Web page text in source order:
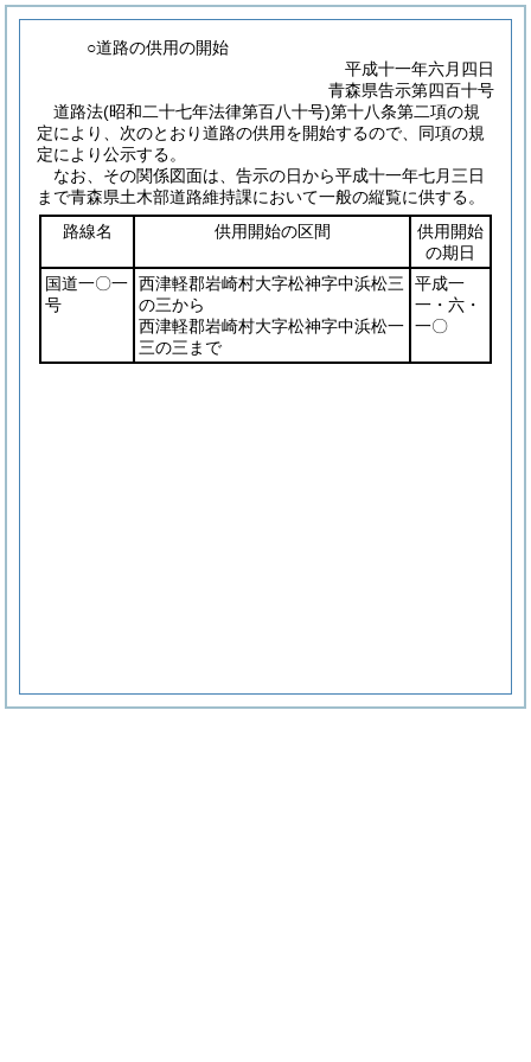
○道路の供用の開始
平成十一年六月四日
青森県告示第四百十号
道路法(昭和二十七年法律第百八十号)第十八条第二項の規
定により、次のとおり道路の供用を開始するので、同項の規
定により公示する。
なお、その関係図面は、告示の日から平成十一年七月三日
まで青森県土木部道路維持課において一般の縦覧に供する。
路線名
供用開始の区間
供用開始
の期日
国道一〇一
号
西津軽郡岩崎村大字松神字中浜松三
の三から
西津軽郡岩崎村大字松神字中浜松一
三の三まで
平成一
一・六・
一〇